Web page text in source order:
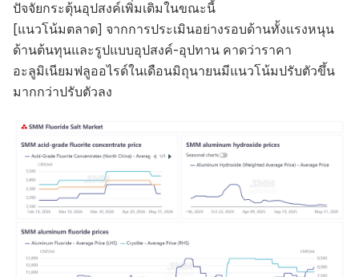
ปัจจัยกระตุ้นอุปสงค์เพิ่มเติมในขณะนี้
[แนวโน้มตลาด] จากการประเมินอย่างรอบด้านทั้งแรงหนุน
ด้านต้นทุนและรูปแบบอุปสงค์-อุปทาน คาดว่าราคา
อะลูมิเนียมฟลูออไรด์ในเดือนมิถุนายนมีแนวโน้มปรับตัวขึ้น
มากกว่าปรับตัวลง